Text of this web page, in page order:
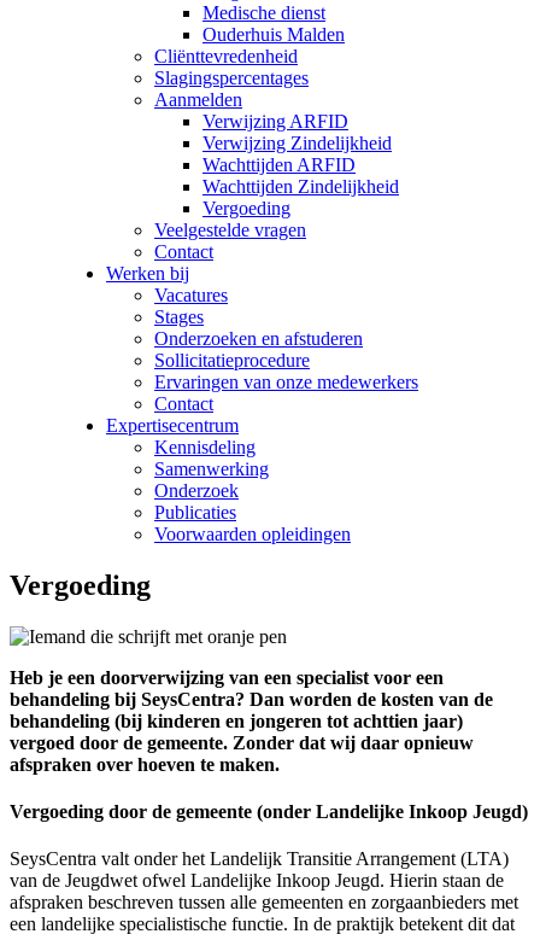
Medische dienst
Ouderhuis Malden
Cliënttevredenheid
Slagingspercentages
Aanmelden
Verwijzing ARFID
Verwijzing Zindelijkheid
Wachttijden ARFID
Wachttijden Zindelijkheid
Vergoeding
Veelgestelde vragen
Contact
Werken bij
Vacatures
Stages
Onderzoeken en afstuderen
Sollicitatieprocedure
Ervaringen van onze medewerkers
Contact
Expertisecentrum
Kennisdeling
Samenwerking
Onderzoek
Publicaties
Voorwaarden opleidingen
Vergoeding
Heb je een doorverwijzing van een specialist voor een
behandeling bij SeysCentra? Dan worden de kosten van de
behandeling (bij kinderen en jongeren tot achttien jaar)
vergoed door de gemeente. Zonder dat wij daar opnieuw
afspraken over hoeven te maken.
Vergoeding door de gemeente (onder Landelijke Inkoop Jeugd)
SeysCentra valt onder het Landelijk Transitie Arrangement (LTA)
van de Jeugdwet ofwel Landelijke Inkoop Jeugd. Hierin staan de
afspraken beschreven tussen alle gemeenten en zorgaanbieders met
een landelijke specialistische functie. In de praktijk betekent dit dat